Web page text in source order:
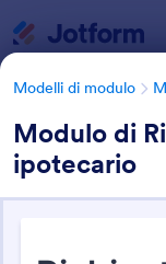
Modelli di modulo
Modulo di
ipotecario
Categorie